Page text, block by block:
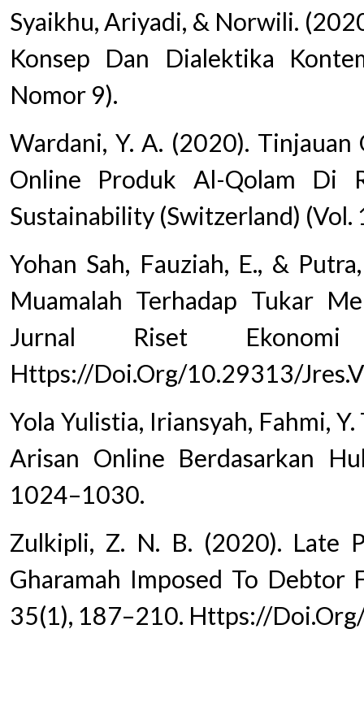
Syaikhu, Ariyadi, & Norwili.
Konsep Dan Dialektika
Nomor 9).
Wardani, Y. A. (2020).
Online Produk Al-Qolam Di
Sustainability (Switzerland) (Vol.
Yohan Sah, Fauziah, E., &
Muamalah Terhadap Tukar
Jurnal Riset
Https://Doi.Org/10.29313/
Yola Yulistia, Iriansyah, Fahmi,
Arisan Online Berdasarkan
1024–1030.
Zulkipli, Z. N. B. (2020). Late
Gharamah Imposed To Debtor
35(1), 187–210. Https://